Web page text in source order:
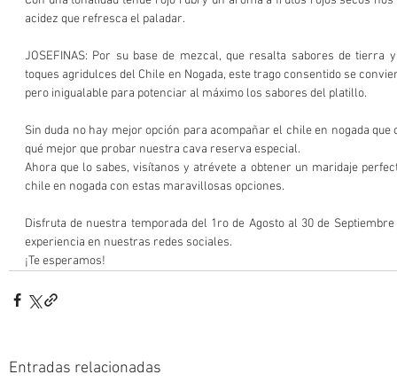
acidez que refresca el paladar.
JOSEFINAS: Por su base de mezcal, que resalta sabores de tierra
toques agridulces del Chile en Nogada, este trago consentido se
pero inigualable para potenciar al máximo los sabores del platillo.
Sin duda no hay mejor opción para acompañar el chile en nogada
qué mejor que probar nuestra cava reserva especial.
Ahora que lo sabes, visítanos y atrévete a obtener un maridaje
chile en nogada con estas maravillosas opciones.
Disfruta de nuestra temporada del 1ro de Agosto al 30 de
experiencia en nuestras redes sociales.
¡Te esperamos!
Entradas relacionadas